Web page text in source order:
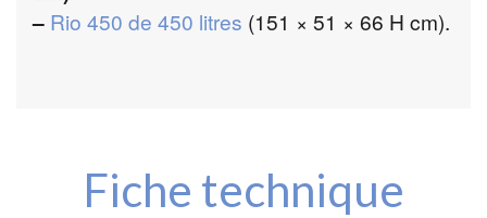
– Rio 450 de 450 litres (151 × 51 × 66 H cm).
Fiche technique